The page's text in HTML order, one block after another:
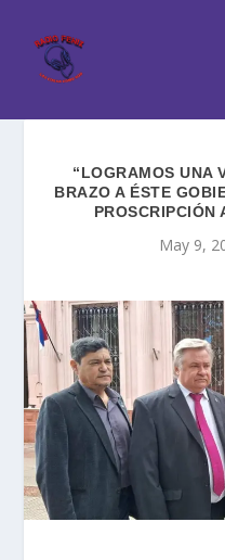
“LOGRAMOS UNA
BRAZO A ÉSTE
PROSCRIPCIÓN
May 9,